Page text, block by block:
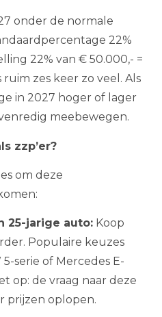
onder de normale
22%
22% van € 50.000,- =
ruim zes keer zo veel. Als
in 2027 hoger of lager
meebewegen.
zzp’er?
om deze
25-jarige auto: Koop
Populaire keuzes
serie of Mercedes E-
op: de vraag naar deze
prijzen oplopen.